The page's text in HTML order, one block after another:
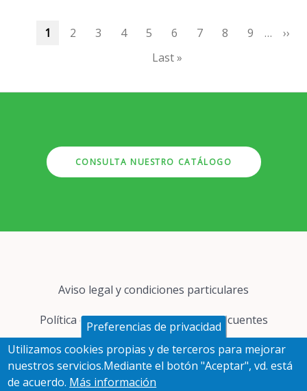
Página
1 Page
2 Page
3 Page
4 Page
5 Page
6 Page
7 Page
8 Page
9 …
››
Última
Last »
CONSULTA NUESTRO CATÁLOGO
página
Aviso legal y condiciones particulares
Política de cookies
Preguntas frecuentes
Protección de datos
Preferencias de privacidad
Utilizamos cookies propias y de terceros para mejorar
nuestros servicios.Mediante el botón "Aceptar", vd. está
de acuerdo. Más información